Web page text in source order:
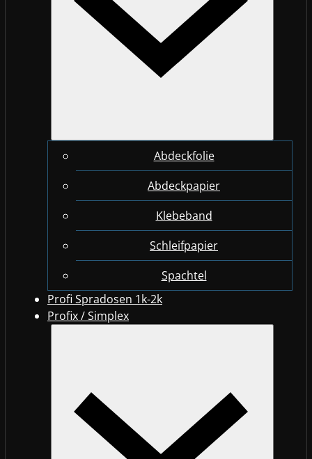
Abdeckfolie
Abdeckpapier
Klebeband
Schleifpapier
Spachtel
Profi Spradosen 1k-2k
Profix / Simplex